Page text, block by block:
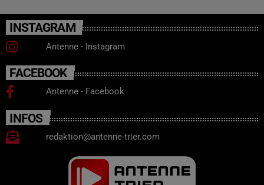
INSTAGRAM
Antenne - Instagram
FACEBOOK
Antenne - Facebook
INFOS
redaktion@antenne-trier.com